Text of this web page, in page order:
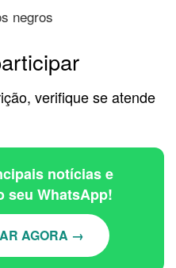
negros
verifique se atende
notícias e
seu WhatsApp!
AGORA →